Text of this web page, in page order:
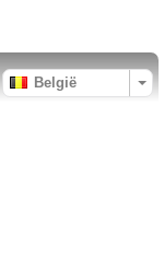
België